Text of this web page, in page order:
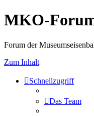
MKO-
Forum der
Zum Inhalt
Schnellzugriff
Das Team